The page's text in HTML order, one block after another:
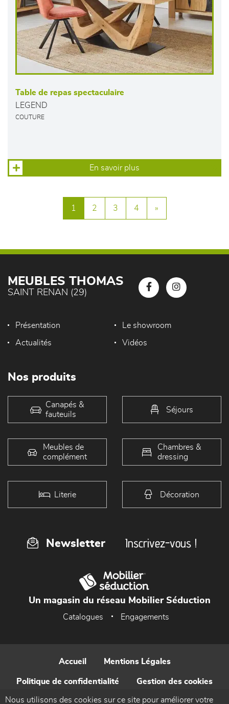
Table de repas spectaculaire
LEGEND
COUTURE
En savoir plus
1 2 3 4 »
MEUBLES THOMAS
SAINT RENAN (29)
Présentation Le showroom
Actualités Vidéos
Nos produits
Canapés &
fauteuils
Séjours
Meubles de
complément
Chambres &
dressing
Literie Décoration
Newsletter Inscrivez-vous !
Un magasin du réseau Mobilier Séduction
Catalogues Engagements
Accueil Mentions Légales
Politique de confidentialité Gestion des cookies
Contact
Nous utilisons des cookies sur ce site pour améliorer votre